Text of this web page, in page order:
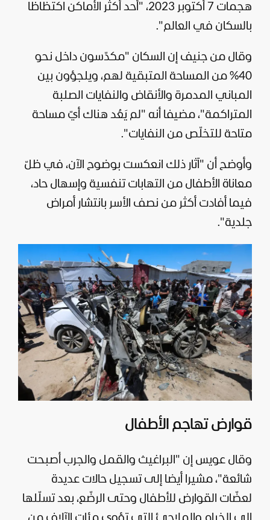
هجمات 7 أكتوبر 2023، "أحد أكثر الأماكن اكتظاظا
بالسكان في العالم".
وقال من جنيف إن السكان "مكدّسون داخل نحو
40% من المساحة المتبقية لهم، ويلجؤون بين
المباني المدمرة والأنقاض والنفايات الصلبة
المتراكمة"، مضيفا أنه "لم يَعُد هناك أيّ مساحة
متاحة للتخلّص من النفايات".
وأوضح أن "آثار ذلك انعكست بوضوح الآن، في ظلّ
معاناة الأطفال من التهابات تنفسية وإسهال حاد،
فيما أفادت أكثر من نصف الأسر بانتشار أمراض
جلدية".
قوارض تهاجم الأطفال
وقال عويس إن "البراغيث والقمل والجرب أصبحت
شائعة"، مشيرا أيضا إلى تسجيل حالات عديدة
لعضّات القوارض للأطفال وحتى الرضّع، بعد تسلّلها